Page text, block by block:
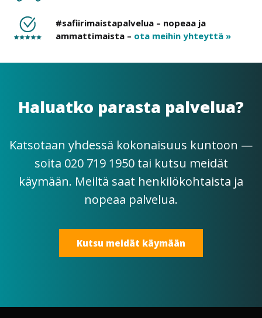
#safiirimaistapalvelua – nopeaa ja
ammattimaista – ota meihin yhteyttä »
Haluatko parasta palvelua?
Katsotaan yhdessä kokonaisuus kuntoon —
soita 020 719 1950 tai kutsu meidät
käymään. Meiltä saat henkilökohtaista ja
nopeaa palvelua.
Kutsu meidät käymään